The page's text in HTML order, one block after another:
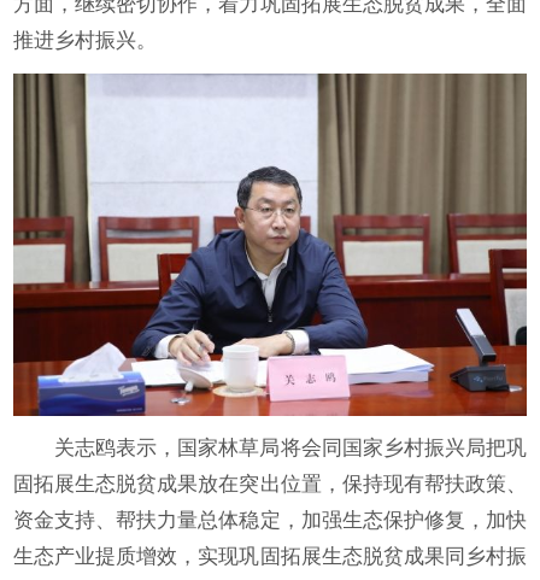
推进乡村振兴。
关志鸥表示，国家林草局将会同国家乡村振兴局把巩
固拓展生态脱贫成果放在突出位置，保持现有帮扶政策、
资金支持、帮扶力量总体稳定，加强生态保护修复，加快
生态产业提质增效，实现巩固拓展生态脱贫成果同乡村振